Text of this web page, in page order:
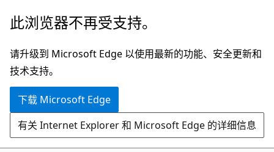
跳
主
要
内
此浏览器不再受支持。
请升级到 Microsoft Edge 以使用最新的功能、安全更新和
技术支持。
下载 Microsoft Edge
有关 Internet Explorer 和 Microsoft Edge 的详细信息